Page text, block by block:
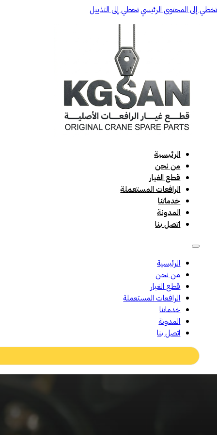
تخطي إلى المحتوى الرئيسيتخطي إلى التذييل
الرئيسية
من نحن
قطع الغيار
الرافعات المستعملة
خدماتنا
المدونة
اتصل بنا
الرئيسية
من نحن
قطع الغيار
الرافعات المستعملة
خدماتنا
المدونة
اتصل بنا
Search
...